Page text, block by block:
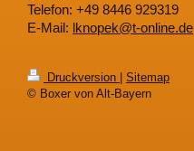
Telefon: +49 8446 929319
E-Mail: lknopek@t-online.de
Druckversion | Sitemap
© Boxer von Alt-Bayern